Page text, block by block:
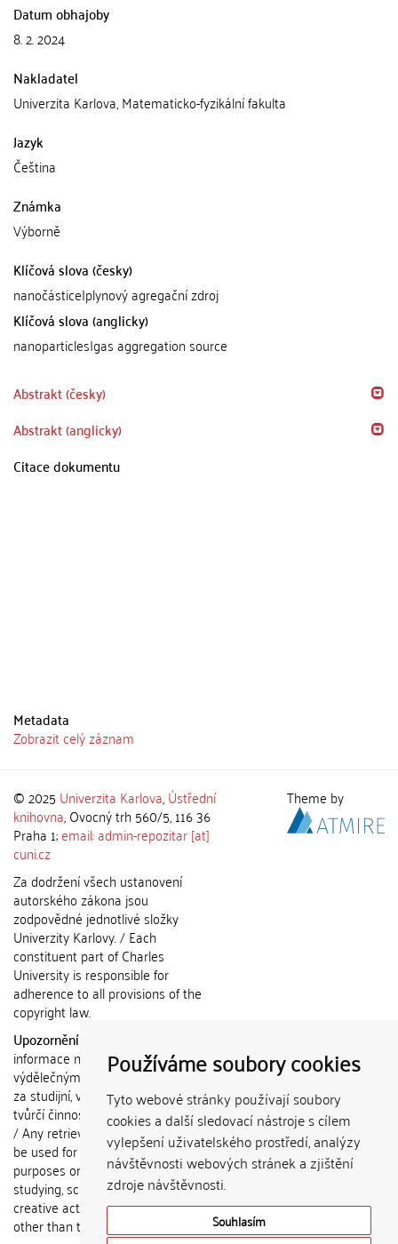
Používáme soubory cookies
Tyto webové stránky používají soubory
cookies a další sledovací nástroje s cílem
vylepšení uživatelského prostředí, analýzy
návštěvnosti webových stránek a zjištění
zdroje návštěvnosti.
Souhlasím
Datum obhajoby
8. 2. 2024
Nakladatel
Univerzita Karlova, Matematicko-fyzikální fakulta
Jazyk
Čeština
Známka
Výborně
Klíčová slova (česky)
nanočástice|plynový agregační zdroj
Klíčová slova (anglicky)
nanoparticles|gas aggregation source
Abstrakt (česky)
Abstrakt (anglicky)
Citace dokumentu
Metadata
Zobrazit celý záznam
© 2025 Univerzita Karlova,Ústřední
knihovna, Ovocný trh 560/5, 116 36
Praha 1;email: admin-repozitar [at]
cuni.cz
Za dodržení všech ustanovení
autorského zákona jsou
zodpovědné jednotlivé složky
Univerzity Karlovy. / Each
constituent part of Charles
University is responsible for
adherence to all provisions of the
copyright law.
Upozornění / Notice:
informace nemohou být použity k
výdělečným účelům nebo vydávány
za studijní, vědeckou nebo jinou
tvůrčí činnost jiné osoby než autora.
/ Any retrieved information shall not
be used for any commercial
purposes or claimed as results of
studying, scientific or any other
creative activities of any person
other than the author.
Theme by